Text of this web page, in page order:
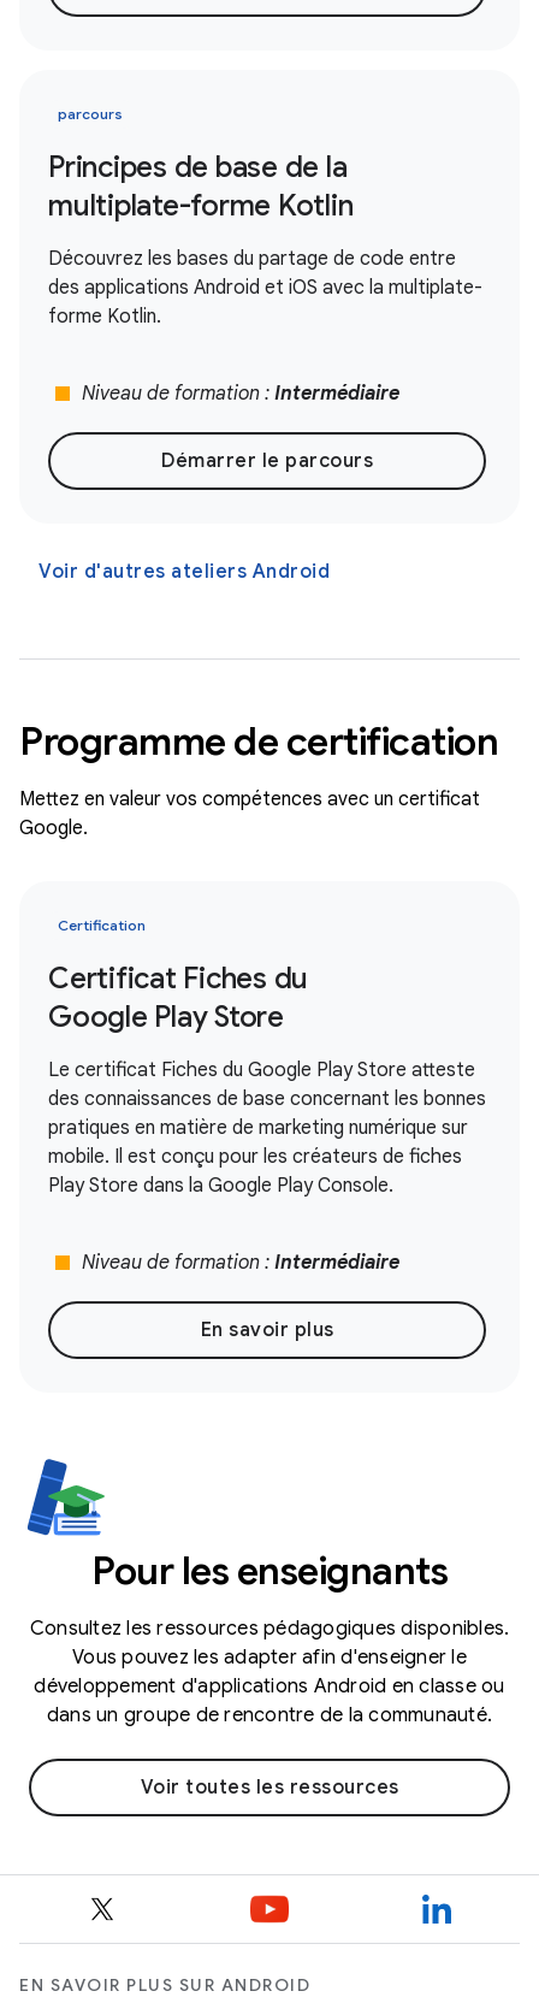
parcours
Principes de base de la
multiplate-forme Kotlin
Découvrez les bases du partage de code entre
des applications Android et iOS avec la multiplate-
forme Kotlin.
stop Niveau de formation : Intermédiaire
Démarrer le parcours
Voir d'autres ateliers Android
Programme de certification
Mettez en valeur vos compétences avec un certificat
Google.
Certification
Certificat Fiches du
Google Play Store
Le certificat Fiches du Google Play Store atteste
des connaissances de base concernant les bonnes
pratiques en matière de marketing numérique sur
mobile. Il est conçu pour les créateurs de fiches
Play Store dans la Google Play Console.
stop Niveau de formation : Intermédiaire
En savoir plus
Pour les enseignants
Consultez les ressources pédagogiques disponibles.
Vous pouvez les adapter afin d'enseigner le
développement d'applications Android en classe ou
dans un groupe de rencontre de la communauté.
Voir toutes les ressources
EN SAVOIR PLUS SUR ANDROID